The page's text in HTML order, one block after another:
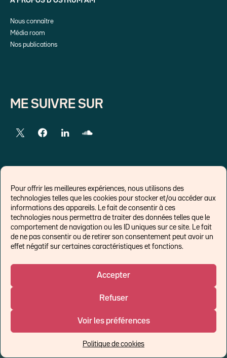
Pour offrir les meilleures expériences, nous utilisons des
technologies telles que les cookies pour stocker et/ou accéder aux
informations des appareils. Le fait de consentir à ces
technologies nous permettra de traiter des données telles que le
comportement de navigation ou les ID uniques sur ce site. Le fait
de ne pas consentir ou de retirer son consentement peut avoir un
effet négatif sur certaines caractéristiques et fonctions.
Accepter
Refuser
Voir les préférences
Politique de cookies
Nous connaître
Média room
Nos publications
ME SUIVRE SUR
LIENS EXTERNES
Chroniques pour Forbes
Economistes
Think tank
Politique de cookies (UE)
Un affilié de :